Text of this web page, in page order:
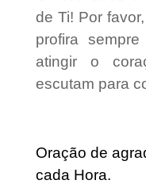
de Ti! Por
profira
atingir o
escutam para
Oração de
cada Hora.